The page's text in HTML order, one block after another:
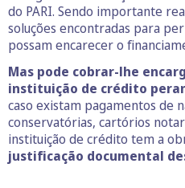
do PARI. Sendo importante
soluções encontradas para
possam encarecer o
Mas pode cobrar-lhe
instituição de crédito
caso existam pagamentos de
conservatórias, cartórios
instituição de crédito tem a
justificação documental